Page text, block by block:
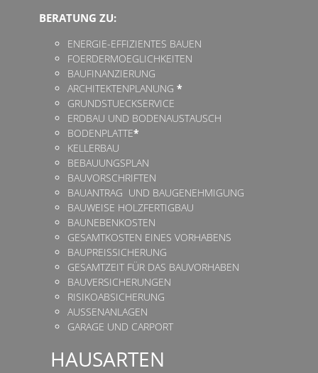
BERATUNG ZU:
ENERGIE-EFFIZIENTES BAUEN
FOERDERMOEGLICHKEITEN
BAUFINANZIERUNG
ARCHITEKTENPLANUNG *
GRUNDSTUECKSERVICE
ERDBAU UND BODENAUSTAUSCH
BODENPLATTE*
KELLERBAU
BEBAUUNGSPLAN
BAUVORSCHRIFTEN
BAUANTRAG UND BAUGENEHMIGUNG
BAUWEISE HOLZFERTIGBAU
BAUNEBENKOSTEN
GESAMTKOSTEN EINES VORHABENS
BAUPREISSICHERUNG
GESAMTZEIT FÜR DAS BAUVORHABEN
BAUVERSICHERUNGEN
RISIKOABSICHERUNG
AUSSENANLAGEN
GARAGE UND CARPORT
HAUSARTEN